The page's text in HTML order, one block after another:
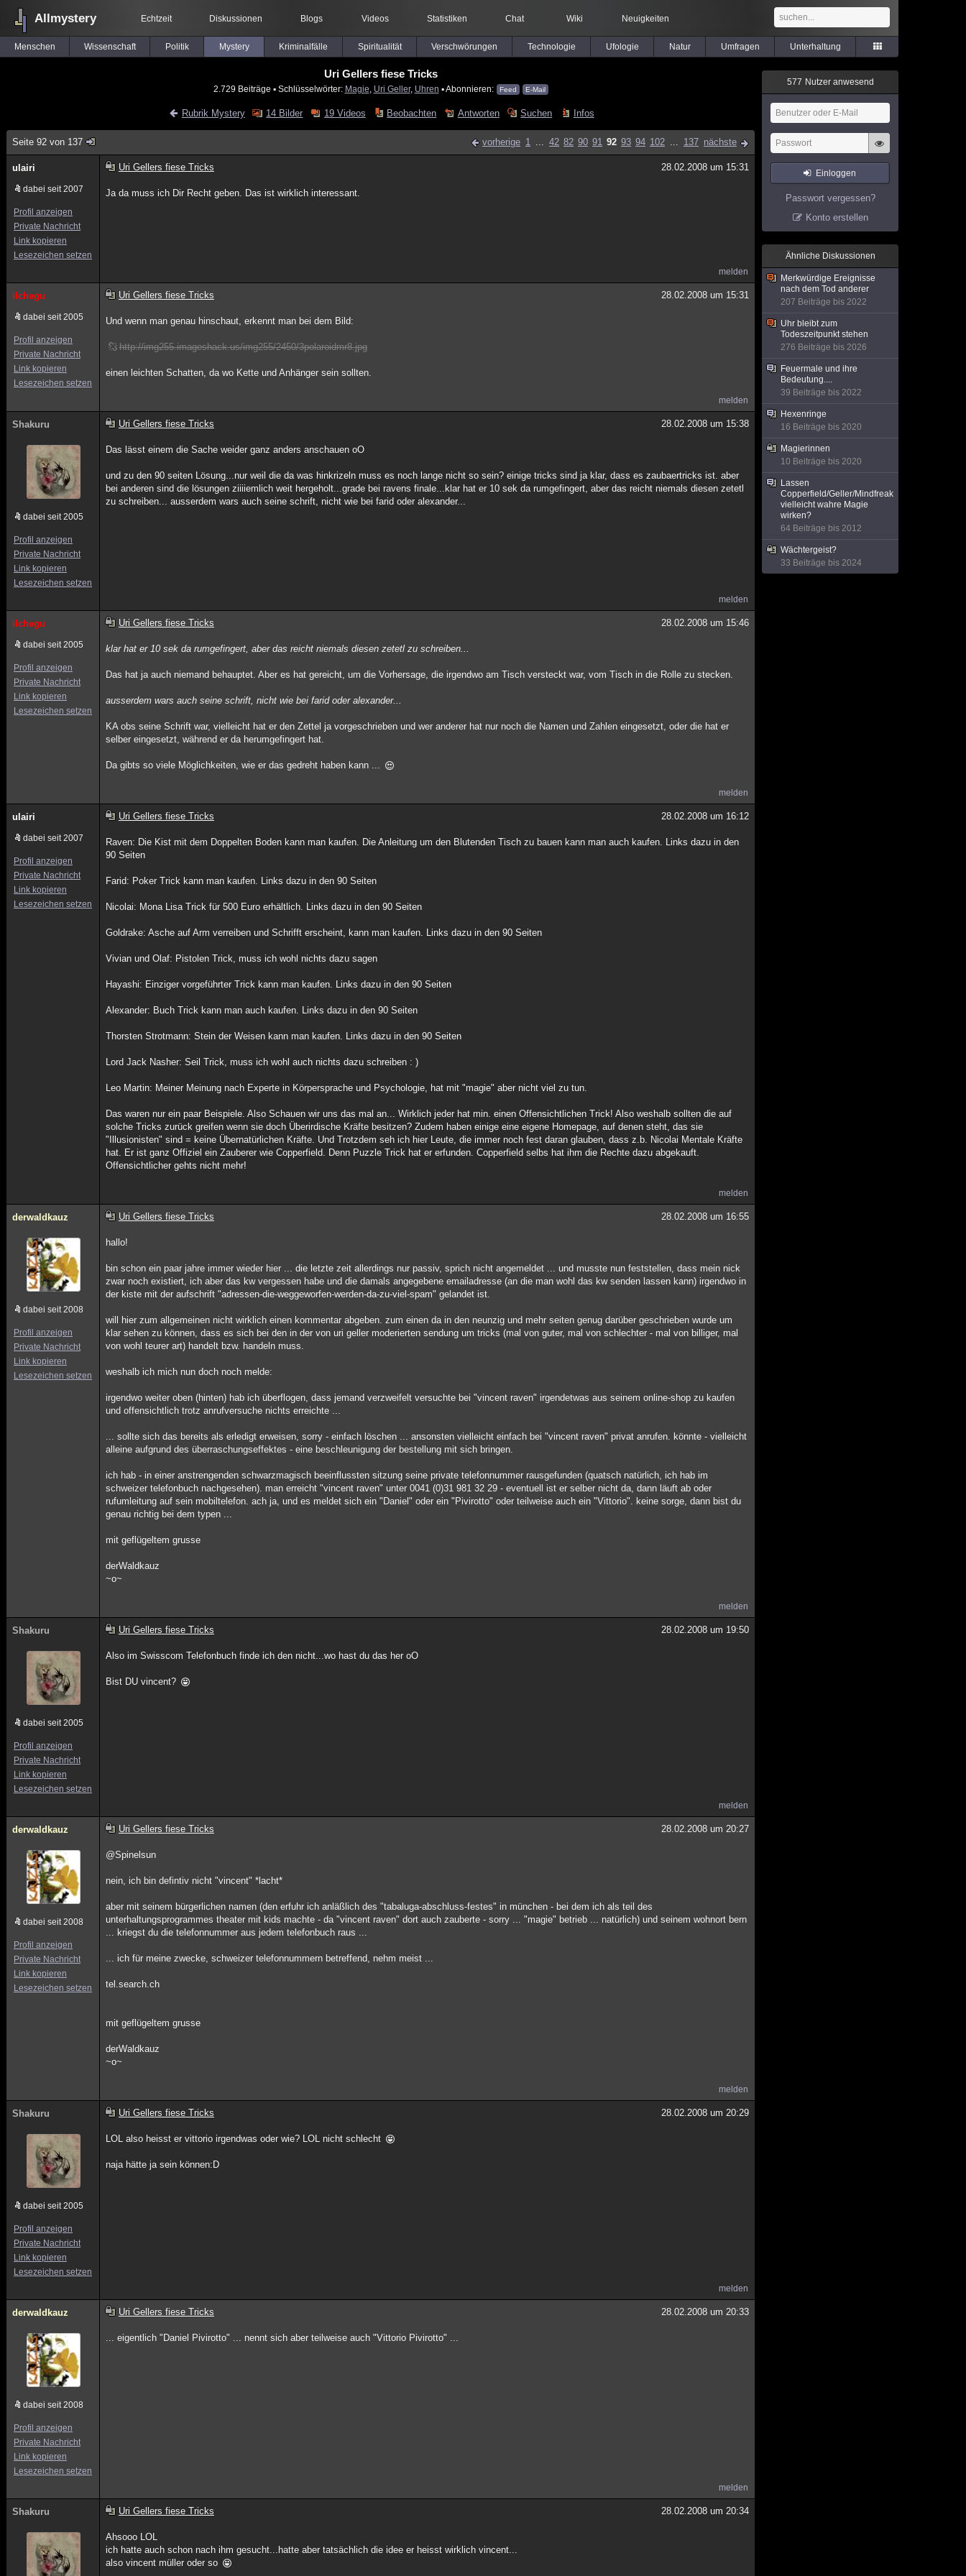
Allmystery Echtzeit Diskussionen Blogs Videos Statistiken Chat Wiki Neuigkeiten
Menschen Wissenschaft Politik Mystery Kriminalfälle Spiritualität Verschwörungen Technologie Ufologie Natur Umfragen Unterhaltung
Uri Gellers fiese Tricks
2.729 Beiträge ▪ Schlüsselwörter: Magie Uri Geller, Uhren ▪ Abonnieren: Feed E-Mail
Rubrik Mystery 14 Bilder 19 Videos Beobachten Antworten Suchen Infos
Seite 92 von 137 vorherige 1 ... 42 82 90 91 92 93 94 102 ... 137 nächste
ulairi
dabei seit 2007
Profil anzeigen
Private Nachricht
Link kopieren
Lesezeichen setzen
Uri Gellers fiese Tricks 28.02.2008 um 15:31
Ja da muss ich Dir Recht geben. Das ist wirklich interessant.
melden
ilchegu
dabei seit 2005
Profil anzeigen
Private Nachricht
Link kopieren
Lesezeichen setzen
Uri Gellers fiese Tricks 28.02.2008 um 15:31
Und wenn man genau hinschaut, erkennt man bei dem Bild:
http://img255.imageshack.us/img255/2450/3polaroidmr8.jpg
einen leichten Schatten, da wo Kette und Anhänger sein sollten.
melden
Shakuru
dabei seit 2005
Profil anzeigen
Private Nachricht
Link kopieren
Lesezeichen setzen
Uri Gellers fiese Tricks 28.02.2008 um 15:38
Das lässt einem die Sache weider ganz anders anschauen oO
und zu den 90 seiten Lösung...nur weil die da was hinkrizeln muss es noch lange nicht so sein? einige tricks sind ja klar, dass es zaubaertricks ist. aber
bei anderen sind die lösungen ziiiiemlich weit hergeholt...grade bei ravens finale...klar hat er 10 sek da rumgefingert, aber das reicht niemals diesen zetetl
zu schreiben... ausserdem wars auch seine schrift, nicht wie bei farid oder alexander...
melden
ilchegu
dabei seit 2005
Profil anzeigen
Private Nachricht
Link kopieren
Lesezeichen setzen
Uri Gellers fiese Tricks 28.02.2008 um 15:46
klar hat er 10 sek da rumgefingert, aber das reicht niemals diesen zetetl zu schreiben...
Das hat ja auch niemand behauptet. Aber es hat gereicht, um die Vorhersage, die irgendwo am Tisch versteckt war, vom Tisch in die Rolle zu stecken.
ausserdem wars auch seine schrift, nicht wie bei farid oder alexander...
KA obs seine Schrift war, vielleicht hat er den Zettel ja vorgeschrieben und wer anderer hat nur noch die Namen und Zahlen eingesetzt, oder die hat er
selber eingesetzt, während er da herumgefingert hat.
Da gibts so viele Möglichkeiten, wie er das gedreht haben kann ...
melden
ulairi
dabei seit 2007
Profil anzeigen
Private Nachricht
Link kopieren
Lesezeichen setzen
Uri Gellers fiese Tricks 28.02.2008 um 16:12
Raven: Die Kist mit dem Doppelten Boden kann man kaufen. Die Anleitung um den Blutenden Tisch zu bauen kann man auch kaufen. Links dazu in den
90 Seiten
Farid: Poker Trick kann man kaufen. Links dazu in den 90 Seiten
Nicolai: Mona Lisa Trick für 500 Euro erhältlich. Links dazu in den 90 Seiten
Goldrake: Asche auf Arm verreiben und Schrifft erscheint, kann man kaufen. Links dazu in den 90 Seiten
Vivian und Olaf: Pistolen Trick, muss ich wohl nichts dazu sagen
Hayashi: Einziger vorgeführter Trick kann man kaufen. Links dazu in den 90 Seiten
Alexander: Buch Trick kann man auch kaufen. Links dazu in den 90 Seiten
Thorsten Strotmann: Stein der Weisen kann man kaufen. Links dazu in den 90 Seiten
Lord Jack Nasher: Seil Trick, muss ich wohl auch nichts dazu schreiben : )
Leo Martin: Meiner Meinung nach Experte in Körpersprache und Psychologie, hat mit "magie" aber nicht viel zu tun.
Das waren nur ein paar Beispiele. Also Schauen wir uns das mal an... Wirklich jeder hat min. einen Offensichtlichen Trick! Also weshalb sollten die auf
solche Tricks zurück greifen wenn sie doch Überirdische Kräfte besitzen? Zudem haben einige eine eigene Homepage, auf denen steht, das sie
"Illusionisten" sind = keine Übernatürlichen Kräfte. Und Trotzdem seh ich hier Leute, die immer noch fest daran glauben, dass z.b. Nicolai Mentale Kräfte
hat. Er ist ganz Offiziel ein Zauberer wie Copperfield. Denn Puzzle Trick hat er erfunden. Copperfield selbs hat ihm die Rechte dazu abgekauft.
Offensichtlicher gehts nicht mehr!
melden
derwaldkauz
dabei seit 2008
Profil anzeigen
Private Nachricht
Link kopieren
Lesezeichen setzen
Uri Gellers fiese Tricks 28.02.2008 um 16:55
hallo!
bin schon ein paar jahre immer wieder hier ... die letzte zeit allerdings nur passiv, sprich nicht angemeldet ... und musste nun feststellen, dass mein nick
zwar noch existiert, ich aber das kw vergessen habe und die damals angegebene emailadresse (an die man wohl das kw senden lassen kann) irgendwo in
der kiste mit der aufschrift "adressen-die-weggeworfen-werden-da-zu-viel-spam" gelandet ist.
will hier zum allgemeinen nicht wirklich einen kommentar abgeben. zum einen da in den neunzig und mehr seiten genug darüber geschrieben wurde um
klar sehen zu können, dass es sich bei den in der von uri geller moderierten sendung um tricks (mal von guter, mal von schlechter - mal von billiger, mal
von wohl teurer art) handelt bzw. handeln muss.
weshalb ich mich nun doch noch melde:
irgendwo weiter oben (hinten) hab ich überflogen, dass jemand verzweifelt versuchte bei "vincent raven" irgendetwas aus seinem online-shop zu kaufen
und offensichtlich trotz anrufversuche nichts erreichte ...
... sollte sich das bereits als erledigt erweisen, sorry - einfach löschen ... ansonsten vielleicht einfach bei "vincent raven" privat anrufen. könnte - vielleicht
alleine aufgrund des überraschungseffektes - eine beschleunigung der bestellung mit sich bringen.
ich hab - in einer anstrengenden schwarzmagisch beeinflussten sitzung seine private telefonnummer rausgefunden (quatsch natürlich, ich hab im
schweizer telefonbuch nachgesehen). man erreicht "vincent raven" unter 0041 (0)31 981 32 29 - eventuell ist er selber nicht da, dann läuft ab oder
rufumleitung auf sein mobiltelefon. ach ja, und es meldet sich ein "Daniel" oder ein "Pivirotto" oder teilweise auch ein "Vittorio". keine sorge, dann bist du
genau richtig bei dem typen ...
mit geflügeltem grusse
derWaldkauz
~o~
melden
Shakuru
dabei seit 2005
Profil anzeigen
Private Nachricht
Link kopieren
Lesezeichen setzen
Uri Gellers fiese Tricks 28.02.2008 um 19:50
Also im Swisscom Telefonbuch finde ich den nicht...wo hast du das her oO
Bist DU vincent?
melden
derwaldkauz
dabei seit 2008
Profil anzeigen
Private Nachricht
Link kopieren
Lesezeichen setzen
Uri Gellers fiese Tricks 28.02.2008 um 20:27
@Spinelsun
nein, ich bin defintiv nicht "vincent" *lacht*
aber mit seinem bürgerlichen namen (den erfuhr ich anläßlich des "tabaluga-abschluss-festes" in münchen - bei dem ich als teil des
unterhaltungsprogrammes theater mit kids machte - da "vincent raven" dort auch zauberte - sorry ... "magie" betrieb ... natürlich) und seinem wohnort bern
... kriegst du die telefonnummer aus jedem telefonbuch raus ...
... ich für meine zwecke, schweizer telefonnummern betreffend, nehm meist ...
tel.search.ch
mit geflügeltem grusse
derWaldkauz
~o~
melden
Shakuru
dabei seit 2005
Profil anzeigen
Private Nachricht
Link kopieren
Lesezeichen setzen
Uri Gellers fiese Tricks 28.02.2008 um 20:29
LOL also heisst er vittorio irgendwas oder wie? LOL nicht schlecht
naja hätte ja sein können:D
melden
derwaldkauz
dabei seit 2008
Profil anzeigen
Private Nachricht
Link kopieren
Lesezeichen setzen
Uri Gellers fiese Tricks 28.02.2008 um 20:33
... eigentlich "Daniel Pivirotto" ... nennt sich aber teilweise auch "Vittorio Pivirotto" ...
melden
Shakuru Uri Gellers fiese Tricks 28.02.2008 um 20:34
Ahsooo LOL
ich hatte auch schon nach ihm gesucht...hatte aber tatsächlich die idee er heisst wirklich vincent...
also vincent müller oder so
577 Nutzer anwesend
Einloggen
Passwort vergessen?
Konto erstellen
Ähnliche Diskussionen
Merkwürdige Ereignisse
nach dem Tod anderer
207 Beiträge bis 2022
Uhr bleibt zum
Todeszeitpunkt stehen
276 Beiträge bis 2026
Feuermale und ihre
Bedeutung....
39 Beiträge bis 2022
Hexenringe
16 Beiträge bis 2020
Magierinnen
10 Beiträge bis 2020
Lassen
Copperfield/Geller/Mindfreak
vielleicht wahre Magie
wirken?
64 Beiträge bis 2012
Wächtergeist?
33 Beiträge bis 2024